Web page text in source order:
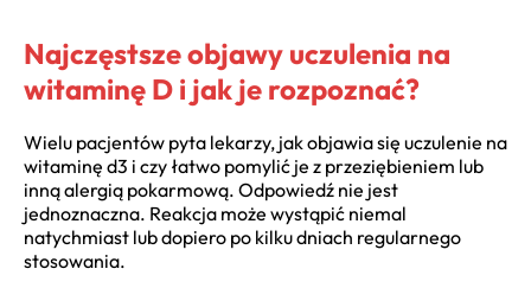
Najczęstsze objawy uczulenia na
witaminę D i jak je rozpoznać?
Wielu pacjentów pyta lekarzy, jak objawia się uczulenie na
witaminę d3 i czy łatwo pomylić je z przeziębieniem lub
inną alergią pokarmową. Odpowiedź nie jest
jednoznaczna. Reakcja może wystąpić niemal
natychmiast lub dopiero po kilku dniach regularnego
stosowania.